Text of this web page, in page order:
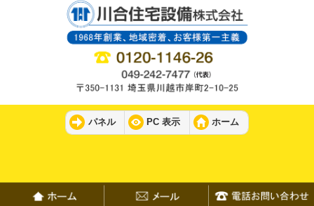
パネル PC 表示 ホーム